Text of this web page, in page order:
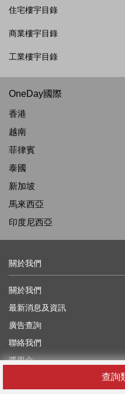
查詢
住宅樓宇目錄
商業樓宇目錄
工業樓宇目錄
OneDay國際
香港
越南
菲律賓
泰國
新加坡
馬來西亞
印度尼西亞
關於我們
關於我們
最新消息及資訊
廣告查詢
聯絡我們
獎學金